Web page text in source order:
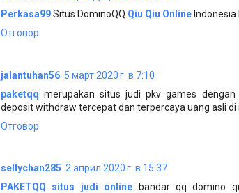
Perkasa99Situs DominoQQ Qiu Qiu Online
Отговор
jalantuhan56 5 март 2020 г. в 7:10
paketqq merupakan situs judi pkv games dengan
deposit withdraw tercepat dan terpercaya uang asli di
Отговор
sellychan285 2 април 2020 г. в 15:37
PAKETQQ
situs judi online
bandar qq domino